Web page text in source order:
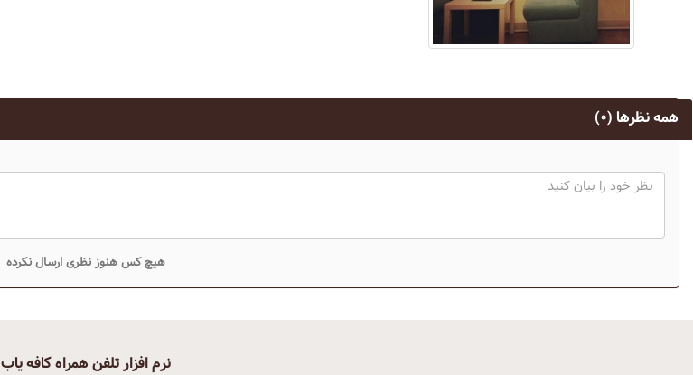
همه نظرها (۰)
هیچ کس هنوز نظری ارسال نکرده
نرم افزار تلفن همراه کافه یاب